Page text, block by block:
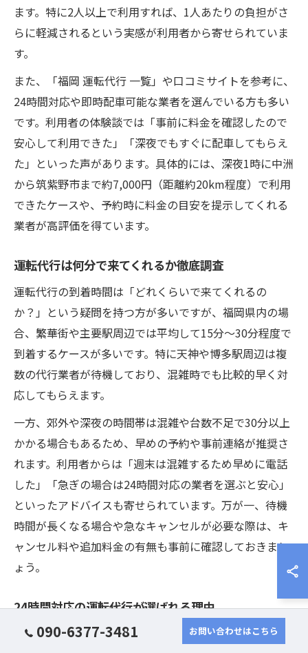
ます。特に2人以上で利用すれば、1人あたりの負担がさ
らに軽減されるという実感が利用者から寄せられていま
す。
また、「福岡 運転代行 一覧」や口コミサイトを参考に、
24時間対応や即時配車可能な業者を選んでいる方も多い
です。利用者の体験談では「事前に料金を確認したので
安心して利用できた」「深夜でもすぐに配車してもらえ
た」といった声があります。具体的には、深夜1時に中洲
から筑紫野市まで約7,000円（距離約20km程度）で利用
できたケースや、予約時に料金の目安を提示してくれる
業者が高評価を得ています。
運転代行は何分で来てくれるか徹底調査
運転代行の到着時間は「どれくらいで来てくれるの
か？」という疑問を持つ方が多いですが、福岡県内の場
合、繁華街や主要駅周辺では平均して15分〜30分程度で
到着するケースが多いです。特に天神や博多駅周辺は複
数の代行業者が待機しており、混雑時でも比較的早く対
応してもらえます。
一方、郊外や深夜の時間帯は混雑や台数不足で30分以上
かかる場合もあるため、早めの予約や事前連絡が推奨さ
れます。利用者からは「週末は混雑するため早めに電話
した」「急ぎの場合は24時間対応の業者を選ぶと安心」
といったアドバイスも寄せられています。万が一、待機
時間が長くなる場合や急なキャンセルが必要な際は、キ
ャンセル料や追加料金の有無も事前に確認しておきまし
ょう。
24時間対応の運転代行が選ばれる理由
福岡県内で「福岡 代行 24時間」対応の業者が選ばれる
090-6377-3481 お問い合わせはこちら